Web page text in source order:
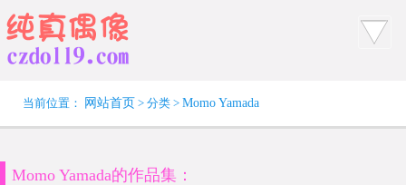
当前位置： 网站首页 > 分类 > Momo Yamada
Momo Yamada的作品集：